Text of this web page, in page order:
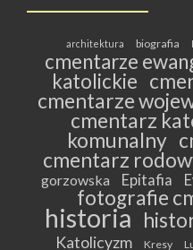
architektura biografia
cmentarze
katolickie
cmentarze
cmentarz
komunalny
cmentarz
gorzowska
Epitafia
fotografie
historia
Katolicyzm Kresy